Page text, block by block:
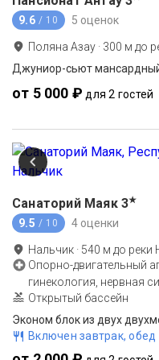
9.6 / 10 5 оценок
Поляна Азау · 300 м до
Джуниор-сьют
от 5 000 ₽ для 2 гостей
Санаторий Маяк 3★
9.5 / 10 4 оценки
Нальчик · 540 м до реки
Опорно-двигательный
гинекология, нервная
Открытый бассейн
Эконом блок из двух
Включен завтрак, обед